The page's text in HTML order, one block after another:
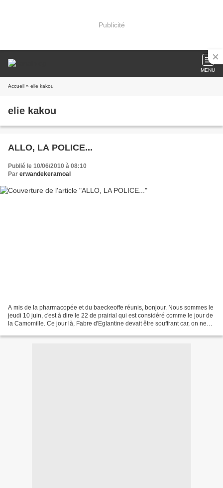
Publicité
MENU
Accueil » elie kakou
elie kakou
ALLO, LA POLICE...
Publié le 10/06/2010 à 08:10
Par erwandekeramoal
A mis de la pharmacopée et du baeckeoffe réunis, bonjour. Nous sommes le
jeudi 10 juin, c'est à dire le 22 de prairial qui est considéré comme le jour de
la Camomille. Ce jour là, Fabre d'Eglantine devait être souffrant car, on ne